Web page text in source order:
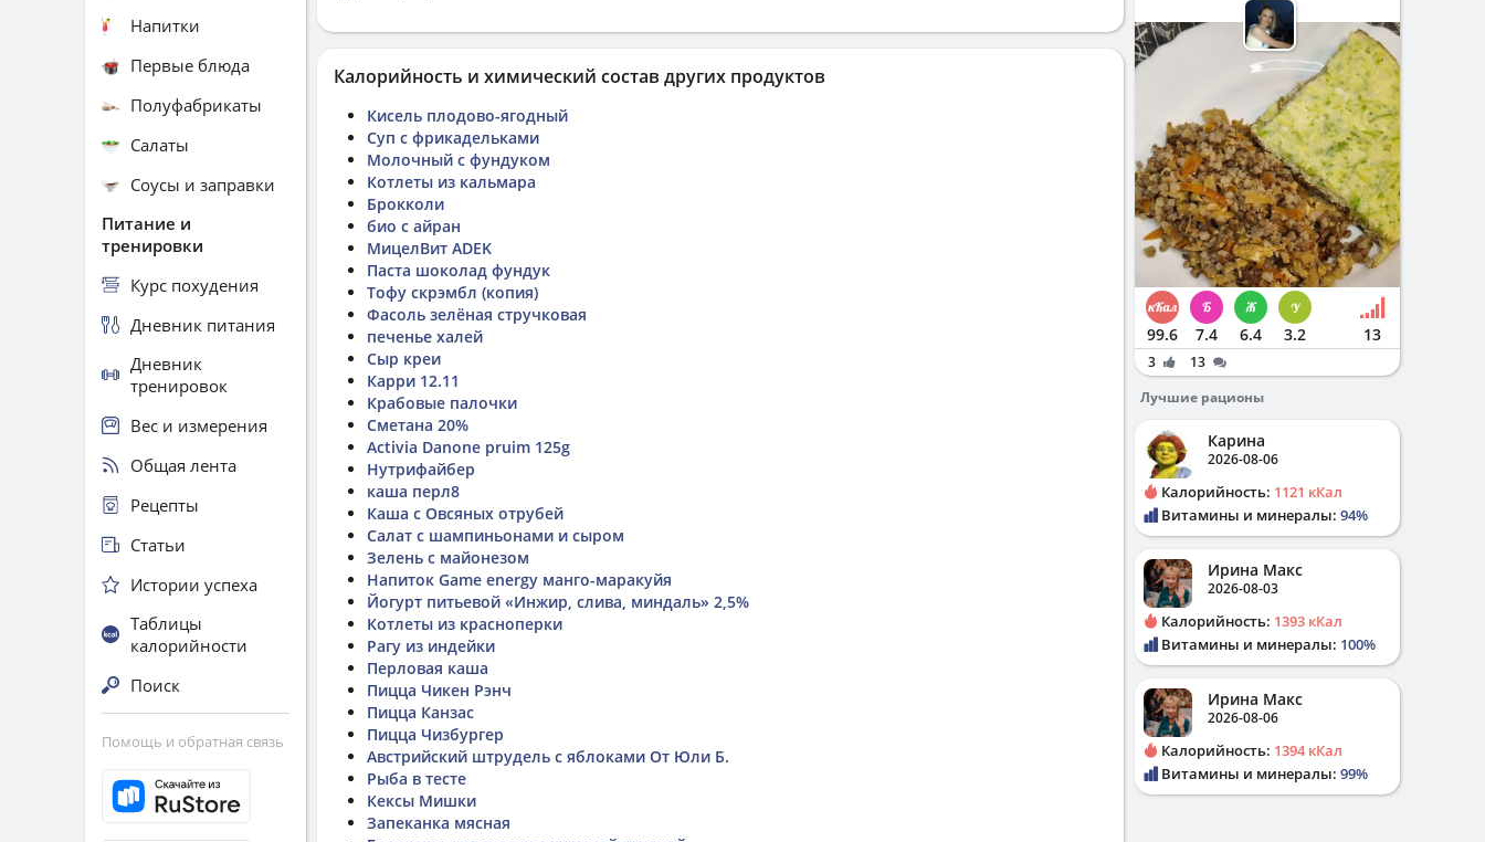
Калорийность и химический состав других продуктов
Кисель плодово-ягодный
Суп с фрикадельками
Молочный с фундуком
Котлеты из кальмара
Брокколи
био с айран
МицелВит ADEK
Паста шоколад фундук
Тофу скрэмбл (копия)
Фасоль зелёная стручковая
печенье халей
Сыр креи
Карри 12.11
Крабовые палочки
Сметана 20%
Activia Danone pruim 125g
Нутрифайбер
каша перл8
Каша с Овсяных отрубей
Салат с шампиньонами и сыром
Зелень с майонезом
Напиток Game energy манго-маракуйя
Йогурт питьевой «Инжир, слива, миндаль» 2,5%
Котлеты из красноперки
Рагу из индейки
Перловая каша
Пицца Чикен Рэнч
Пицца Канзас
Пицца Чизбургер
Австрийский штрудель с яблоками От Юли Б.
Рыба в тесте
Кексы Мишки
Запеканка мясная
Напитки
Первые блюда
Полуфабрикаты
Салаты
Соусы и заправки
Питание и
тренировки
Курс похудения
Дневник питания
Дневник
тренировок
Вес и измерения
Общая лента
Рецепты
Статьи
Истории успеха
Таблицы
калорийности
Поиск
Помощь и обратная связь
99.6 7.4 6.4 3.2 13
3
13
Лучшие рационы
Карина
2026-08-06
Калорийность: 1121 кКал
Витамины и минералы: 94%
Ирина Макс
2026-08-03
Калорийность: 1393 кКал
Витамины и минералы: 100%
Ирина Макс
2026-08-06
Калорийность: 1394 кКал
Витамины и минералы: 99%